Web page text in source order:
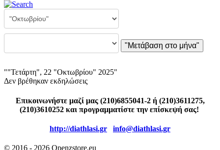
"Μετάβαση στο μήνα"
""Τετάρτη", 22 "Οκτωβρίου" 2025"
Δεν βρέθηκαν εκδηλώσεις
Επικοινωνήστε μαζί μας (210)6855041-2 ή (210)3611275,
(210)3610252 και προγραμματίστε την επίσκεψή σας!
http://diathlasi.gr info@diathlasi.gr
© 2016 - 2026 Openzstore.eu